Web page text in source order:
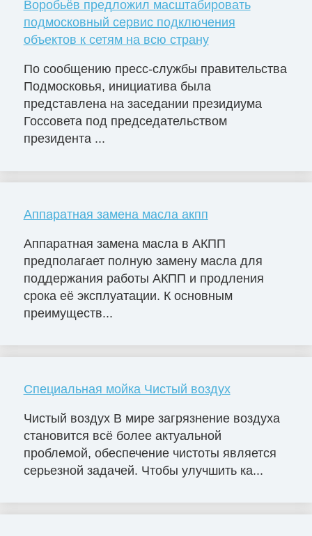
Воробьёв предложил масштабировать
подмосковный сервис подключения
объектов к сетям на всю страну
По сообщению пресс-службы правительства
Подмосковья, инициатива была
представлена на заседании президиума
Госсовета под председательством
президента ...
Аппаратная замена масла акпп
Аппаратная замена масла в АКПП
предполагает полную замену масла для
поддержания работы АКПП и продления
срока её эксплуатации. К основным
преимуществ...
Специальная мойка Чистый воздух
Чистый воздух В мире загрязнение воздуха
становится всё более актуальной
проблемой, обеспечение чистоты является
серьезной задачей. Чтобы улучшить ка...